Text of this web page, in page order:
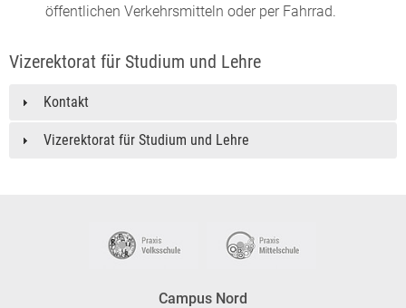
öffentlichen Verkehrsmitteln oder per Fahrrad.
Vizerektorat für Studium und Lehre
Kontakt
Vizerektorat für Studium und Lehre
Campus Nord